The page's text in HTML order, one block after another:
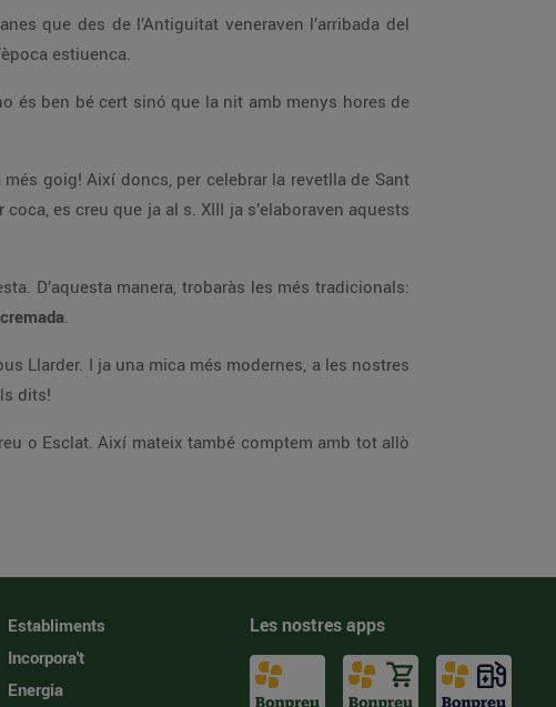
que des de l’Antiguitat veneraven l’arribada del
estiuenca.
és ben bé cert sinó que la nit amb menys hores de
goig! Així doncs, per celebrar la revetlla de Sant
es creu que ja al s. XIII ja s’elaboraven aquests
D’aquesta manera, trobaràs les més tradicionals:
.
Llarder. I ja una mica més modernes, a les nostres
dits!
o Esclat. Així mateix també comptem amb tot allò
Establiments
Incorpora't
Energia
Les nostres apps